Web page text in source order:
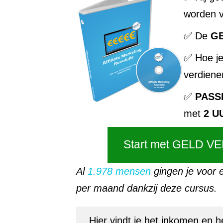
worden
✅ De
✅ Hoe
✅
met 2
Start met GELD
Al 1.978 mensen gingen je voor
per maand dankzij deze cursus.
Hier vindt je het inkomen en